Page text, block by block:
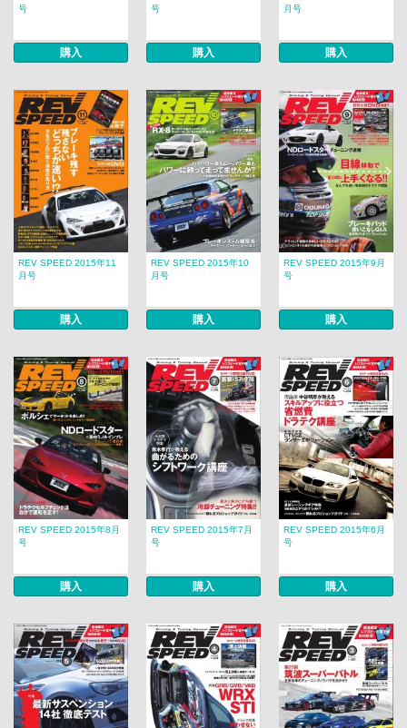
号
購入
号
購入
月号
購入
REV SPEED 2015年11
月号
購入
REV SPEED 2015年10
月号
購入
REV SPEED 2015年9月
号
購入
REV SPEED 2015年8月
号
購入
REV SPEED 2015年7月
号
購入
REV SPEED 2015年6月
号
購入